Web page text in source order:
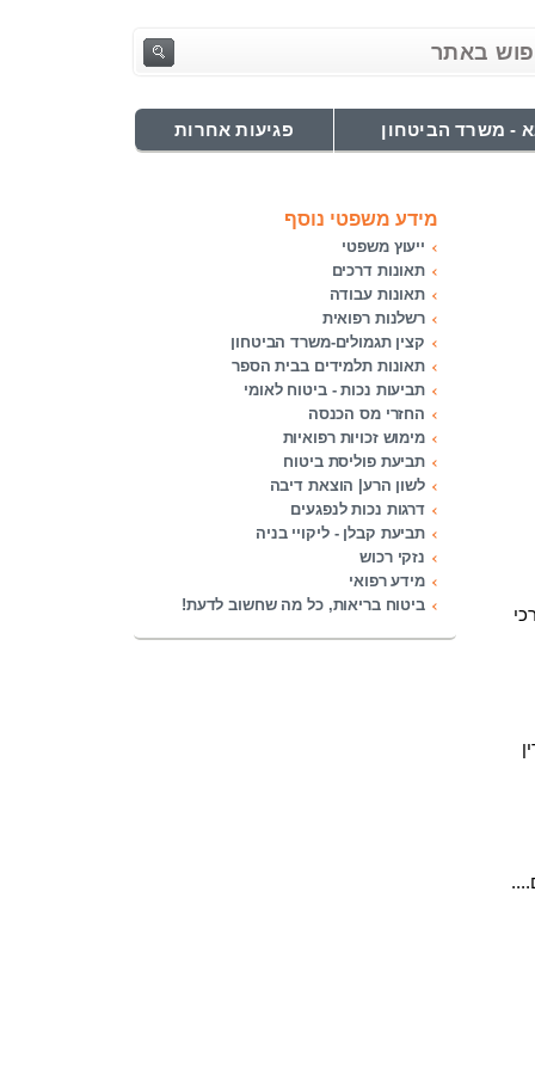
- משרד הביטחון פגיעות אחרות
מידע משפטי נוסף
ייעוץ משפטי
תאונות דרכים
תאונות עבודה
רשלנות רפואית
קצין תגמולים-משרד הביטחון
תאונות תלמידים בבית הספר
תביעות נכות - ביטוח לאומי
החזרי מס הכנסה
מימוש זכויות רפואיות
תביעת פוליסת ביטוח
לשון הרע| הוצאת דיבה
דרגות נכות לנפגעים
תביעת קבלן - ליקויי בניה
נזקי רכוש
מידע רפואי
ביטוח בריאות, כל מה שחשוב לדעת!